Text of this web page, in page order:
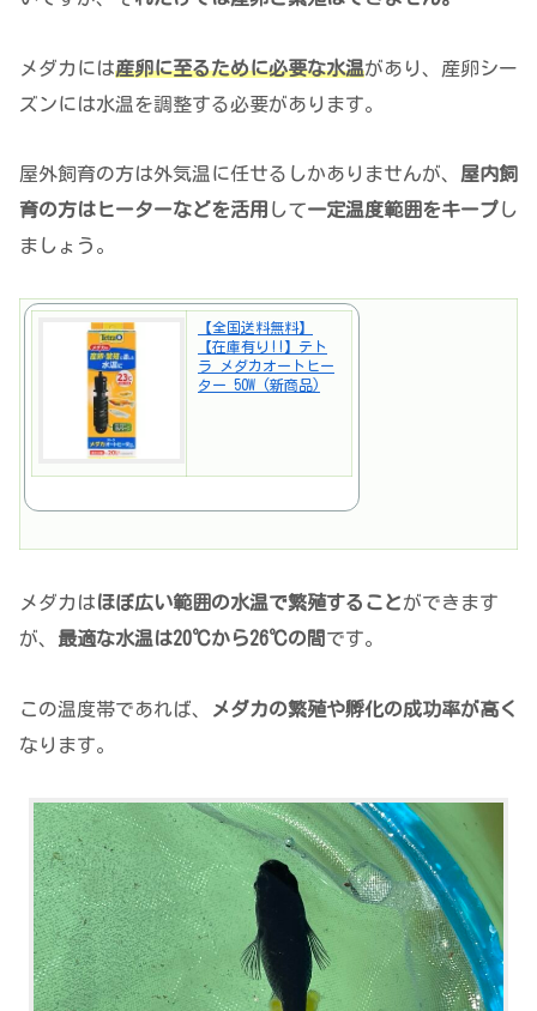
メダカには産卵に至るために必要な水温があり、産卵シー
ズンには水温を調整する必要があります。
屋外飼育の方は外気温に任せるしかありませんが、 屋内飼
育の方はヒーターなどを活用 して一定温度範囲をキープし
ましょう。
【全国送料無料】
【在庫有り!!】テト
ラ メダカオートヒー
ター 50W (新商品)
メダカはほぼ広い範囲の水温で繁殖することができます
が、 最適な水温は20℃から26℃の間 です。
この温度帯であれば、
メダカの繁殖や孵化の成功率が高く
なります。